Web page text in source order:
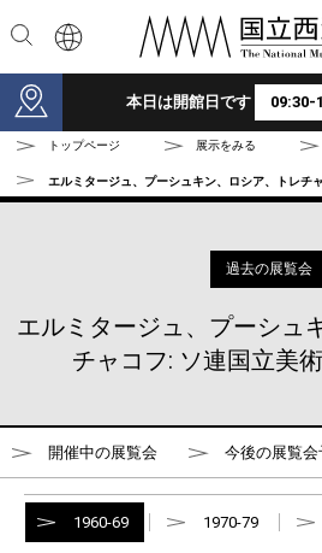
本日は開館日です 09:30-
トップページ 展示をみる
エルミタージュ、プーシュキン、ロシア、トレチ
過去の展覧会
エルミタージュ、プーシュ
チャコフ: ソ連国立美
開催中の展覧会 今後の展覧会
1960-69 1970-79